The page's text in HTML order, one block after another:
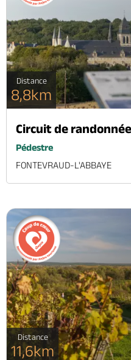
Distance
8,8km
Circuit de
Pédestre
FONTEVRAUD-L'ABBAYE
Distance
11,6km